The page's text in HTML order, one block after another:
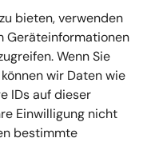
bieten, verwenden
Geräteinformationen
Wenn Sie
wir Daten wie
IDs auf dieser
Einwilligung nicht
bestimmte